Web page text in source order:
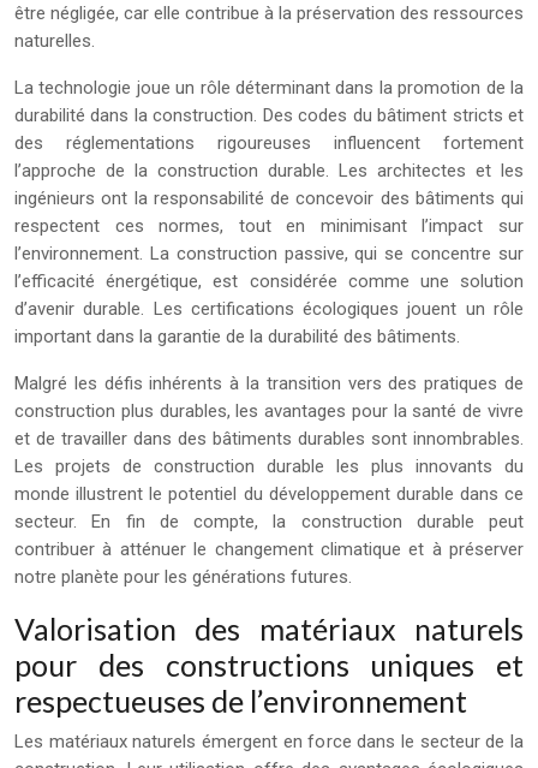
être négligée, car elle contribue à la préservation des ressources
naturelles.
La technologie joue un rôle déterminant dans la promotion de la
durabilité dans la construction. Des codes du bâtiment stricts et
des réglementations rigoureuses influencent fortement
l’approche de la construction durable. Les architectes et les
ingénieurs ont la responsabilité de concevoir des bâtiments qui
respectent ces normes, tout en minimisant l’impact sur
l’environnement. La construction passive, qui se concentre sur
l’efficacité énergétique, est considérée comme une solution
d’avenir durable. Les certifications écologiques jouent un rôle
important dans la garantie de la durabilité des bâtiments.
Malgré les défis inhérents à la transition vers des pratiques de
construction plus durables, les avantages pour la santé de vivre
et de travailler dans des bâtiments durables sont innombrables.
Les projets de construction durable les plus innovants du
monde illustrent le potentiel du développement durable dans ce
secteur. En fin de compte, la construction durable peut
contribuer à atténuer le changement climatique et à préserver
notre planète pour les générations futures.
Valorisation des matériaux naturels
pour des constructions uniques et
respectueuses de l’environnement
Les matériaux naturels émergent en force dans le secteur de la